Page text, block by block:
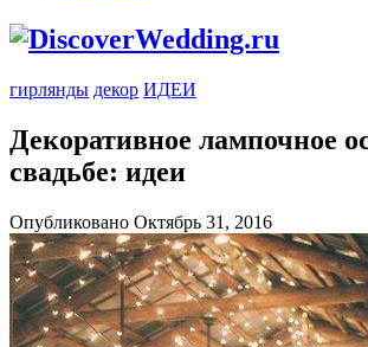
гирлянды декор ИДЕИ
Декоративное лампочное
свадьбе: идеи
Опубликовано Октябрь 31, 2016